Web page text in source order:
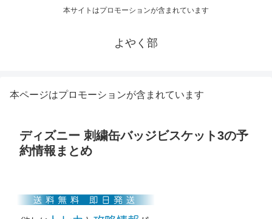
本サイトはプロモーションが含まれています
よやく部
本ページはプロモーションが含まれています
ディズニー 刺繍缶バッジビスケット3の予
約情報まとめ